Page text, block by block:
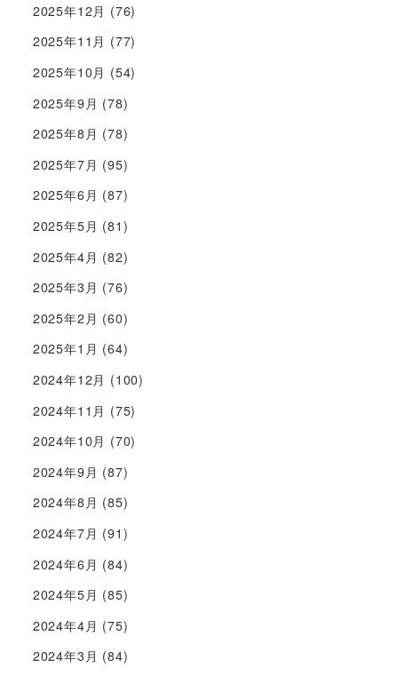
2025年12月 (76)
2025年11月 (77)
2025年10月 (54)
2025年9月 (78)
2025年8月 (78)
2025年7月 (95)
2025年6月 (87)
2025年5月 (81)
2025年4月 (82)
2025年3月 (76)
2025年2月 (60)
2025年1月 (64)
2024年12月 (100)
2024年11月 (75)
2024年10月 (70)
2024年9月 (87)
2024年8月 (85)
2024年7月 (91)
2024年6月 (84)
2024年5月 (85)
2024年4月 (75)
2024年3月 (84)